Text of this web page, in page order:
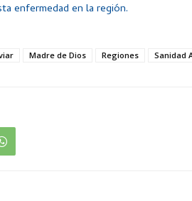
enfermedad en la región.
Madre de Dios Regiones Sanidad